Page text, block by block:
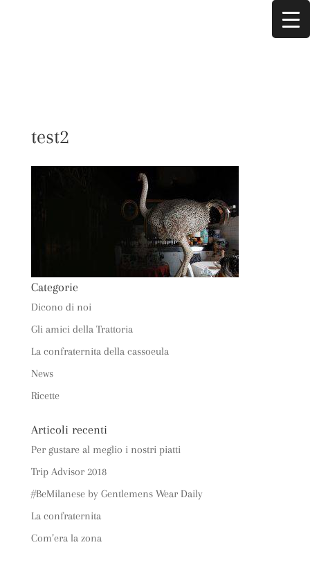
test2
Categorie
Dicono di noi
Gli amici della Trattoria
La confraternita della cassoeula
News
Ricette
Articoli recenti
Per gustare al meglio i nostri piatti
Trip Advisor 2018
#BeMilanese by Gentlemens Wear Daily
La confraternita
Com’era la zona